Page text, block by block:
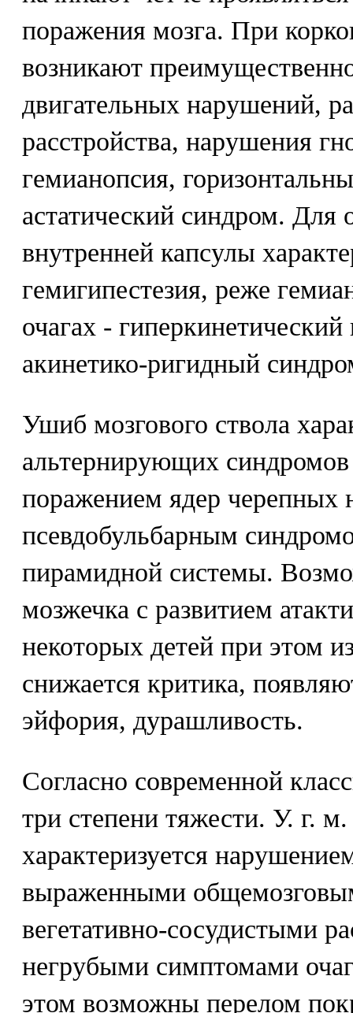
поражения мозга. При
возникают
двигательных нарушений,
расстройства, нарушения
гемианопсия,
астатический синдром. Для
внутренней капсулы
гемигипестезия, реже
очагах -
акинетико-ригидный
Ушиб мозгового ствола
альтернирующих
поражением ядер черепных
псевдобульбарным
пирамидной системы.
мозжечка с развитием
некоторых детей при этом
снижается критика,
эйфория, дурашливость.
Согласно современной
три степени тяжести. У. г.
характеризуется
выраженными
вегетативно-сосудистыми
негрубыми симптомами
этом возможны перелом